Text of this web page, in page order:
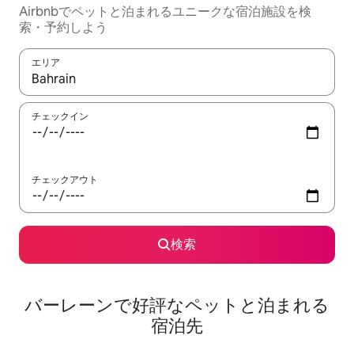
Airbnbでペットと泊まれるユニークな宿泊施設を検
索・予約しよう
エリア
検索結果が表示されたら、上下の矢印キーを使って移動するか
チェックイン
チェックアウト
検索
バーレーンで好評なペットと泊まれる
宿泊先